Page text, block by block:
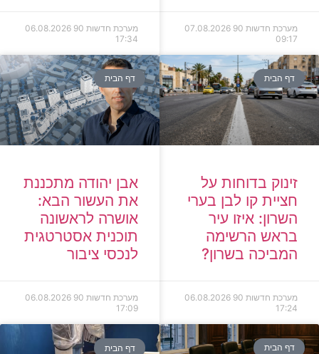
מערכת חדשות 90
07.08.2026
09:17
מערכת חדשות 90
06.08.2026
17:34
דף הבית
זינוק בדוחות על
חציית קו לבן בערי
השרון: איזו עיר
בראש הרשימה
המביכה בשרון?
מערכת חדשות 90
06.08.2026
17:24
דף הבית
אבן יהודה מתכננת
את העשור הבא:
אושרה לראשונה
תוכנית אסטרטגית
לנכסי ציבור
מערכת חדשות 90
06.08.2026
17:09
דף הבית דף הבית